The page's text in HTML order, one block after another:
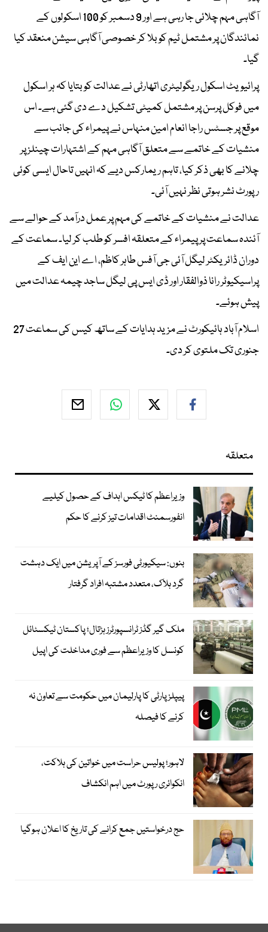
آگاہی مہم چلائی جا رہی ہے اور 9 دسمبر کو 100 اسکولوں کے
نمائندگان پر مشتمل ٹیم کو بلا کر خصوصی آگاہی سیشن منعقد کیا
گیا۔
پرائیویٹ اسکول ریگولیٹری اتھارٹی نے عدالت کو بتایا کہ ہر اسکول
میں فوکل پرسن پر مشتمل کمیٹی تشکیل دے دی گئی ہے۔ اس
موقع پر جسٹس راجا انعام امین منہاس نے پیمراء کی جانب سے
منشیات کے خاتمے سے متعلق آگاہی مہم کے اشتہارات چینلز پر
چلانے کا بھی ذکر کیا، تاہم ریمارکس دیے کہ انہیں تاحال ایسی کوئی
رپورٹ نشر ہوتی نظر نہیں آئی۔
عدالت نے منشیات کے خاتمے کی مہم پر عمل درآمد کے حوالے سے
آئندہ سماعت پر پیمراء کے متعلقہ افسر کو طلب کر لیا۔ سماعت کے
دوران ڈائریکٹر لیگل آئی جی آفس طاہر کاظم، اے این ایف کے
پراسیکیوٹر رانا ذوالفقار اور ڈی ایس پی لیگل ساجد چیمہ عدالت میں
پیش ہوئے۔
اسلام آباد ہائیکورٹ نے مزید ہدایات کے ساتھ کیس کی سماعت 27
جنوری تک ملتوی کر دی۔
متعلقہ
وزیراعظم کا ٹیکس اہداف کے حصول کیلیے
انفورسمنٹ اقدامات تیز کرنے کا حکم
بنوں: سیکیورٹی فورسز کے آپریشن میں ایک دہشت
گرد ہلاک، متعدد مشتبہ افراد گرفتار
ملک گیر گڈز ٹرانسپورٹرز ہڑتال؛ پاکستان ٹیکسٹائل
کونسل کا وزیراعظم سے فوری مداخلت کی اپیل
پیپلزپارٹی کا پارلیمان میں حکومت سے تعاون نہ
کرنے کا فیصلہ
لاہور؛ پولیس حراست میں خواتین کی ہلاکت،
انکوائری رپورٹ میں اہم انکشاف
حج درخواستیں جمع کرانے کی تاریخ کا اعلان ہوگیا